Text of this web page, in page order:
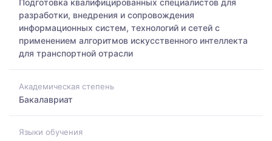
Подготовка квалифицированных специалистов для
разработки, внедрения и сопровождения
информационных систем, технологий и сетей с
применением алгоритмов искусственного интеллекта
для транспортной отрасли
Академическая степень
Бакалавриат
Языки обучения